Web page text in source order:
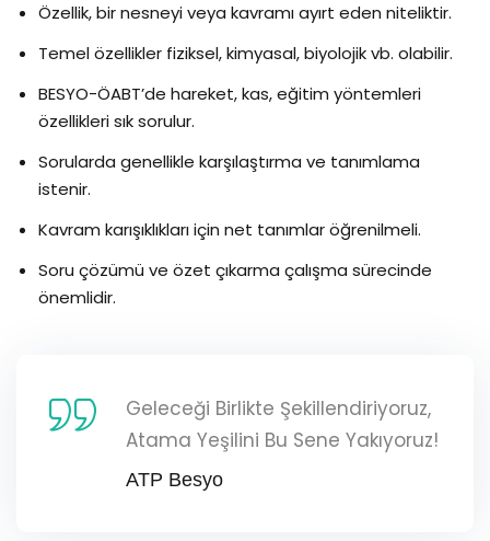
Özellik, bir nesneyi veya kavramı ayırt eden niteliktir.
Temel özellikler fiziksel, kimyasal, biyolojik vb. olabilir.
BESYO-ÖABT’de hareket, kas, eğitim yöntemleri
özellikleri sık sorulur.
Sorularda genellikle karşılaştırma ve tanımlama
istenir.
Kavram karışıklıkları için net tanımlar öğrenilmeli.
Soru çözümü ve özet çıkarma çalışma sürecinde
önemlidir.
Geleceği Birlikte Şekillendiriyoruz,
Atama Yeşilini Bu Sene Yakıyoruz!
ATP Besyo